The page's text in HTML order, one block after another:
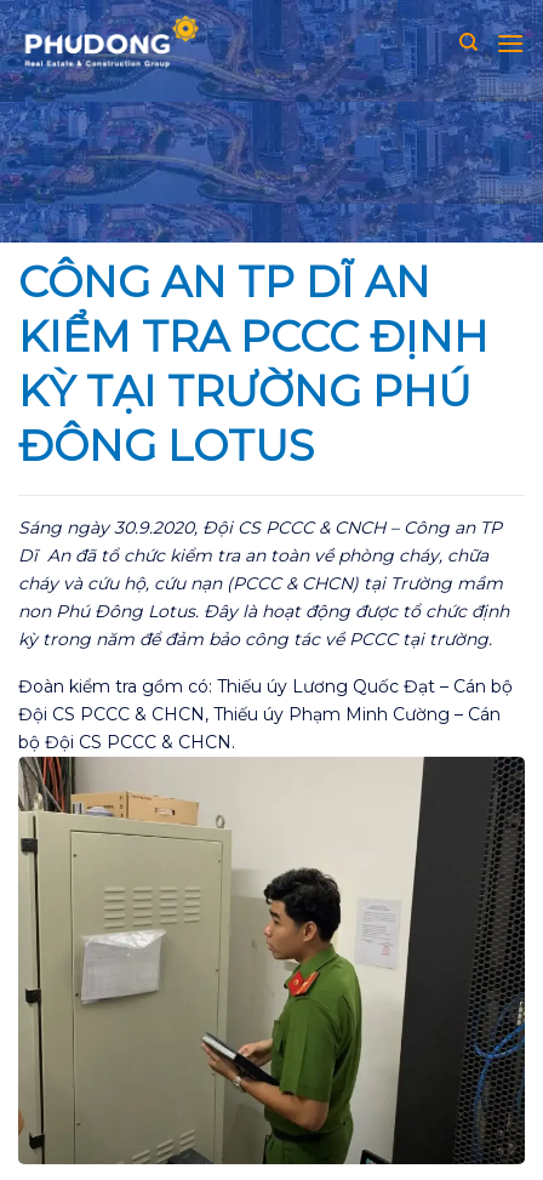
Skip
to
content
CÔNG AN TP DĨ AN
KIỂM TRA PCCC ĐỊNH
KỲ TẠI TRƯỜNG PHÚ
ĐÔNG LOTUS
Sáng ngày 30.9.2020, Đội CS PCCC & CNCH – Công an TP
Dĩ An đã tổ chức kiểm tra an toàn về phòng cháy, chữa
cháy và cứu hộ, cứu nạn (PCCC & CHCN) tại Trường mầm
non Phú Đông Lotus. Đây là hoạt động được tổ chức định
kỳ trong năm để đảm bảo công tác về PCCC tại trường.
Đoàn kiểm tra gồm có: Thiếu úy Lương Quốc Đạt – Cán bộ
Đội CS PCCC & CHCN, Thiếu úy Phạm Minh Cường – Cán
bộ Đội CS PCCC & CHCN.